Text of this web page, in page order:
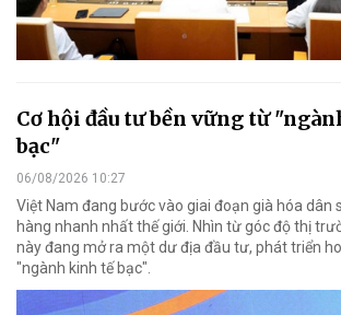
Cơ hội đầu tư bền vững từ
bạc"
06/08/2026 10:27
Việt Nam đang bước vào giai đoạn già hóa dân
hàng nhanh nhất thế giới. Nhìn từ góc độ thị
này đang mở ra một dư địa đầu tư, phát triển
"ngành kinh tế bạc".